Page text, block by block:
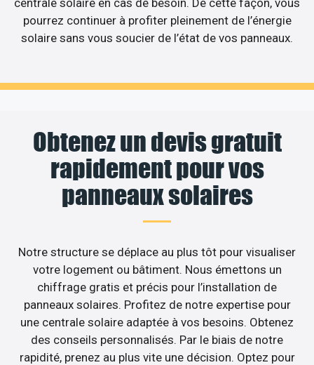
centrale solaire en cas de besoin. De cette façon, vous
pourrez continuer à profiter pleinement de l’énergie
solaire sans vous soucier de l’état de vos panneaux.
Obtenez un devis gratuit
rapidement pour vos
panneaux solaires
Notre structure se déplace au plus tôt pour visualiser
votre logement ou bâtiment. Nous émettons un
chiffrage gratis et précis pour l’installation de
panneaux solaires. Profitez de notre expertise pour
une centrale solaire adaptée à vos besoins. Obtenez
des conseils personnalisés. Par le biais de notre
rapidité, prenez au plus vite une décision. Optez pour